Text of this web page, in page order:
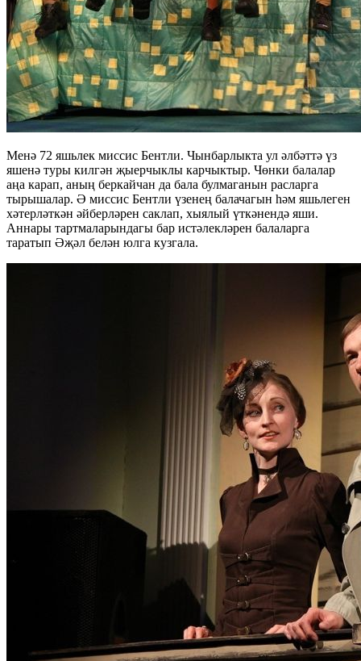
Менә 72 яшьлек миссис Бентли. Чынбарлыкта ул әлбәттә үз
яшенә туры килгән җыерчыклы карчыктыр. Чөнки балалар
аңа карап, аның беркайчан да бала булмаганын расларга
тырышалар. Ә миссис Бентли үзенең балачагын һәм яшьлеген
хәтерләткән әйберләрен саклап, хыялый үткәнендә яши.
Аннары тартмаларындагы бар истәлекләрен балаларга
таратып Әҗәл белән юлга кузгала.